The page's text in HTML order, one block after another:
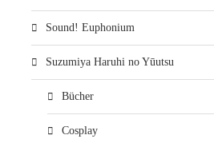
Sound! Euphonium
Suzumiya Haruhi no Yūutsu
Bücher
Cosplay